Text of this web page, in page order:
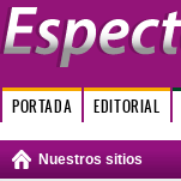
PORTADA EDITORIAL
Nuestros sitios